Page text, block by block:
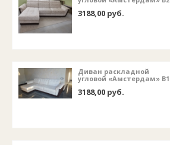
3188,00 руб.
Диван раскладной
угловой «Амстердам» В1
3188,00 руб.